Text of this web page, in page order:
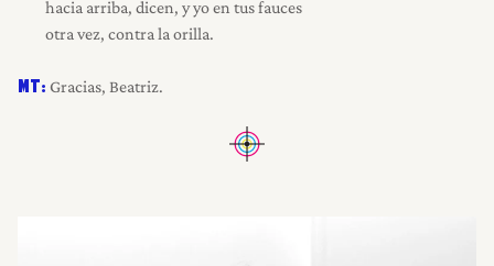
hacia arriba, dicen, y yo en tus fauces
otra vez, contra la orilla.
MT: Gracias, Beatriz.